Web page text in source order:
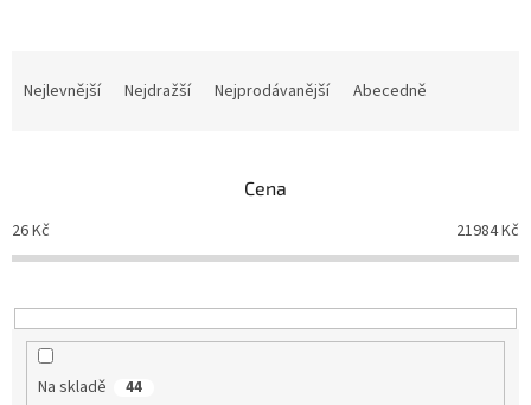
p
u
Nejlevnější Nejdražší Nejprodávanější Abecedně
Cena
26Kč 21984Kč
Na skladě 44